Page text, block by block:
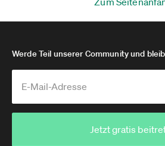
Werde Teil unserer Community und
Jetzt gratis